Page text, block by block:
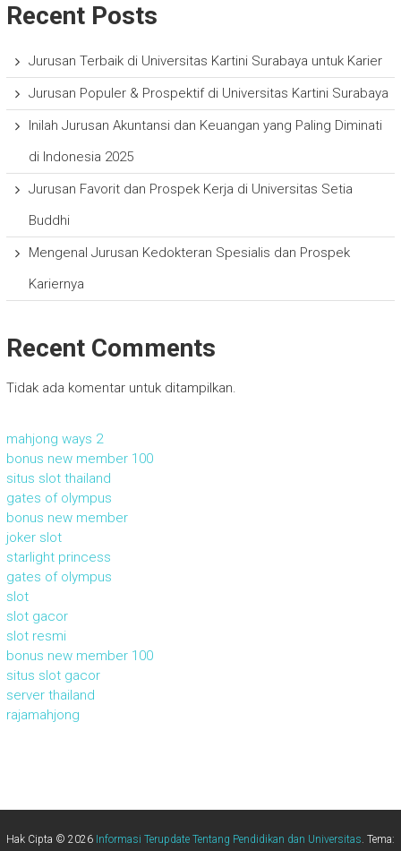
Recent Posts
Jurusan Terbaik di Universitas Kartini Surabaya untuk Karier
Jurusan Populer & Prospektif di Universitas Kartini Surabaya
Inilah Jurusan Akuntansi dan Keuangan yang Paling Diminati
di Indonesia 2025
Jurusan Favorit dan Prospek Kerja di Universitas Setia
Buddhi
Mengenal Jurusan Kedokteran Spesialis dan Prospek
Kariernya
Recent Comments
Tidak ada komentar untuk ditampilkan.
mahjong ways 2
bonus new member 100
situs slot thailand
gates of olympus
bonus new member
joker slot
starlight princess
gates of olympus
slot
slot gacor
slot resmi
bonus new member 100
situs slot gacor
server thailand
rajamahjong
Hak Cipta © 2026 Informasi Terupdate Tentang Pendidikan dan Universitas. Tema: